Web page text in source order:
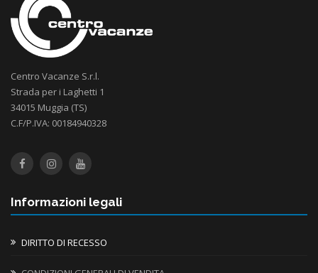
Centro Vacanze S.r.l.
Strada per i Laghetti 1
34015 Muggia (TS)
C.F/P.IVA: 00184940328
Informazioni legali
DIRITTO DI RECESSO